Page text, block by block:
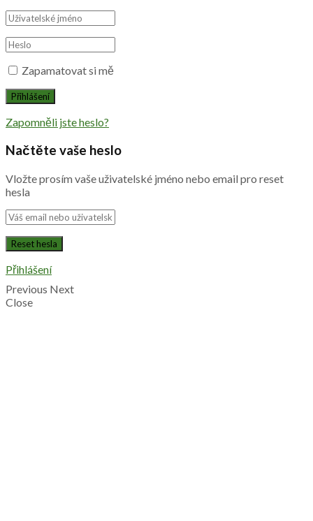
Zapamatovat si mě
Zapomněli jste heslo?
Načtěte vaše heslo
Vložte prosím vaše uživatelské jméno nebo email pro reset
hesla
Přihlášení
Previous Next
Close